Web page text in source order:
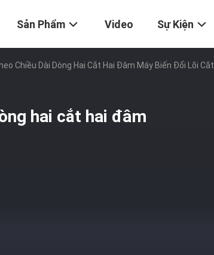
Sản Phẩm Video Sự Kiện
Chiều Dài Dòng Hai Cắt Hai Đâm Máy Biến Đổi Lõi Cắt
hai cắt hai đâm